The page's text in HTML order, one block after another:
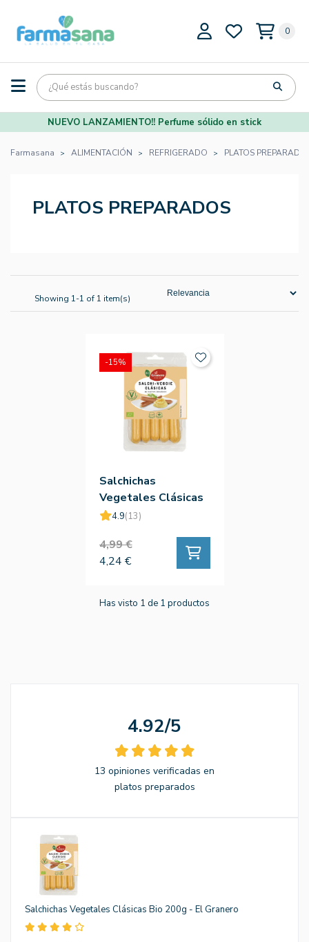
0
NUEVO LANZAMIENTO!! Perfume sólido en stick
Farmasana ALIMENTACIÓN REFRIGERADO PLATOS
PLATOS PREPARADOS
Showing 1-1 of 1 item(s)
Salchichas
Vegetales Clásicas
Bio 200g - El
4.9(13)
4,99 €
4,24 €
-15%
Has visto 1 de 1 productos
4.92/5
13 opiniones verificadas en
platos preparados
Salchichas Vegetales Clásicas Bio 200g - El Granero